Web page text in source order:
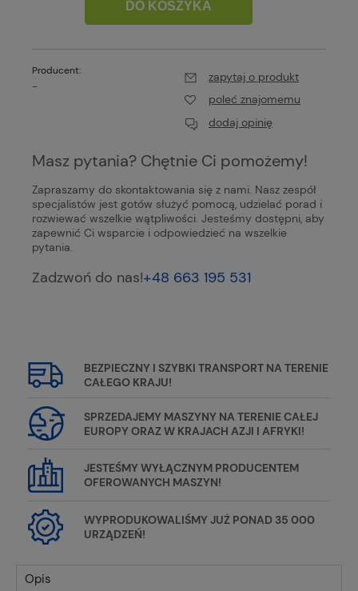
DO KOSZYKA
Producent:
-
zapytaj o produkt
poleć znajomemu
dodaj opinię
Masz pytania? Chętnie Ci pomożemy!
Zapraszamy do skontaktowania się z nami. Nasz zespół
specjalistów jest gotów służyć pomocą, udzielać porad i
rozwiewać wszelkie wątpliwości. Jesteśmy dostępni, aby
zapewnić Ci wsparcie i odpowiedzieć na wszelkie
pytania.
Zadzwoń do nas!+48 663 195 531
BEZPIECZNY I SZYBKI TRANSPORT NA TERENIE
CAŁEGO KRAJU!
SPRZEDAJEMY MASZYNY NA TERENIE CAŁEJ
EUROPY ORAZ W KRAJACH AZJI I AFRYKI!
JESTEŚMY WYŁĄCZNYM PRODUCENTEM
OFEROWANYCH MASZYN!
WYPRODUKOWALIŚMY JUŻ PONAD 35 000
URZĄDZEŃ!
Opis